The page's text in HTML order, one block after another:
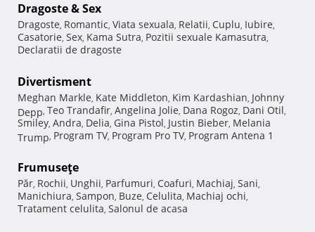
Dragoste & Sex
Dragoste, Romantic, Viata sexuala, Relatii, Cuplu, Iubire,
Casatorie, Sex, Kama Sutra, Pozitii sexuale Kamasutra,
Declaratii de dragoste
Divertisment
Meghan Markle, Kate Middleton, Kim Kardashian, Johnny
Depp, Teo Trandafir, Angelina Jolie, Dana Rogoz, Dani Otil,
Smiley, Andra, Delia, Gina Pistol, Justin Bieber, Melania
Trump, Program TV, Program Pro TV, Program Antena 1
Frumuseţe
Păr, Rochii, Unghii, Parfumuri, Coafuri, Machiaj, Sani,
Manichiura, Sampon, Buze, Celulita, Machiaj ochi,
Tratament celulita, Salonul de acasa